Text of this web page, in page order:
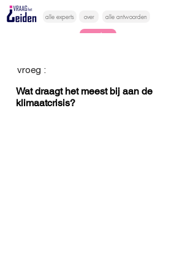
alle experts over alle antwoorden
vragen lessen
vroeg :
Wat draagt het meest bij aan de
klimaatcrisis?